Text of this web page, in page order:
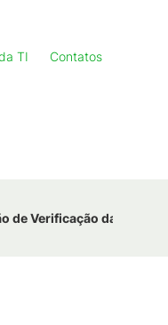
TI Contatos
de Verificação da